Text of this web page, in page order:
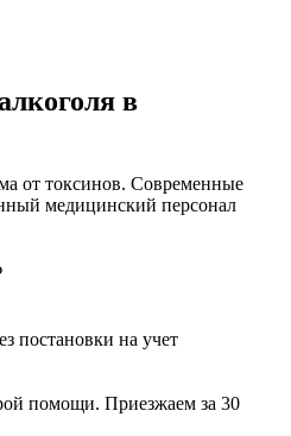
в
от токсинов. Современные
медицинский персонал
постановки на учет
помощи. Приезжаем за 30